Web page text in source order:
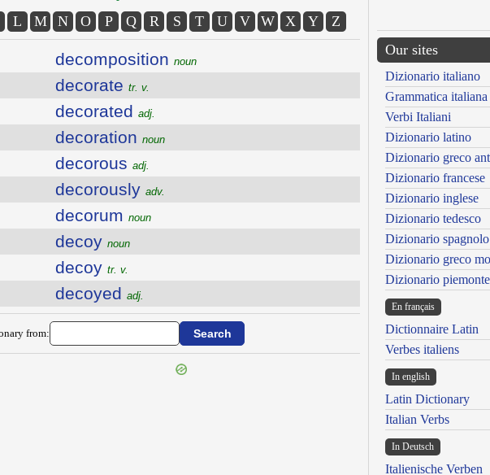
L M N O P Q R S T U V W X Y Z
decomposition noun
decorate tr. v.
decorated adj.
decoration noun
decorous adj.
decorously adv.
decorum noun
decoy noun
decoy tr. v.
decoyed adj.
from:
Our sites
Dizionario italiano
Grammatica italiana
Verbi Italiani
Dizionario latino
Dizionario greco
Dizionario francese
Dizionario inglese
Dizionario tedesco
Dizionario spagnolo
Dizionario greco
Dizionario
En français
Dictionnaire Latin
Verbes italiens
In english
Latin Dictionary
Italian Verbs
In Deutsch
Italienische Verben